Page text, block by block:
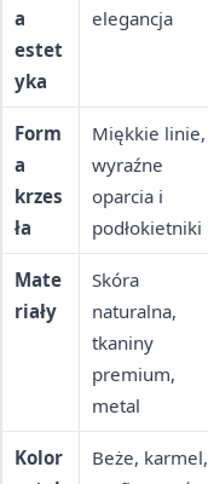
a
estet
yka
elegancja
Form
a
krzes
ła
Miękkie linie,
wyraźne
oparcia i
podłokietniki
Mate
riały
Skóra
naturalna,
tkaniny
premium,
metal
Kolor
Beże, karmel,